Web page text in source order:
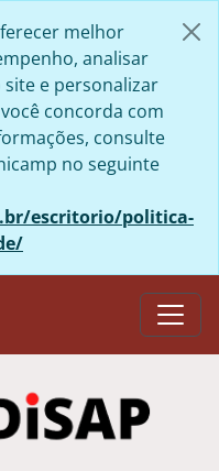
melhor
analisar
e personalizar
concorda com
consulte
no seguinte
escritorio/politica-